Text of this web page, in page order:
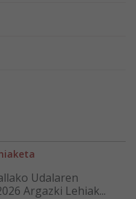
Udalaren
Argazki Lehiak...